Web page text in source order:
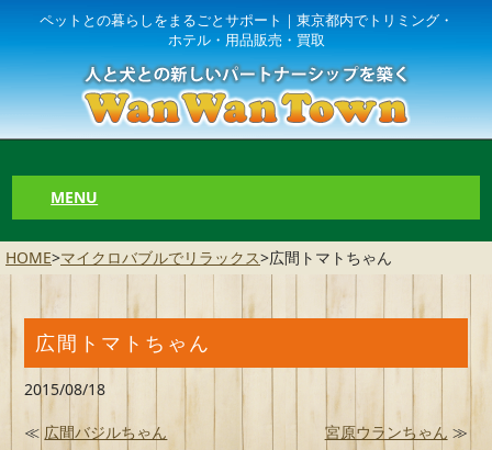
ペットとの暮らしをまるごとサポート｜東京都内でトリミング・
ホテル・用品販売・買取
MENU
HOME>マイクロバブルでリラックス>広間トマトちゃん
広間トマトちゃん
2015/08/18
≪ 広間バジルちゃん 宮原ウランちゃん ≫